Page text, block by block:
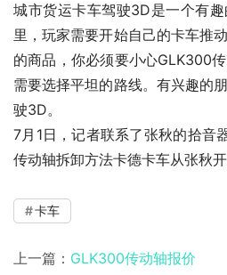
城市货运卡车驾驶3D是一个有
里，玩家需要开始自己的卡车推
的商品，你必须要小心GLK300
需要选择平坦的路线。有兴趣的
驶3D。
7月1日，记者联系了张秋的拾音
传动轴拆卸方法卡德卡车从张秋
卡车
上一篇： GLK300传动轴报价